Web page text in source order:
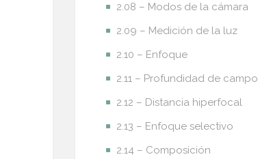
2.08 – Modos de la cámara
2.09 – Medición de la luz
2.10 – Enfoque
2.11 – Profundidad de campo
2.12 – Distancia hiperfocal
2.13 – Enfoque selectivo
2.14 – Composición